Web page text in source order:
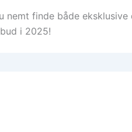
nemt finde både
i 2025!